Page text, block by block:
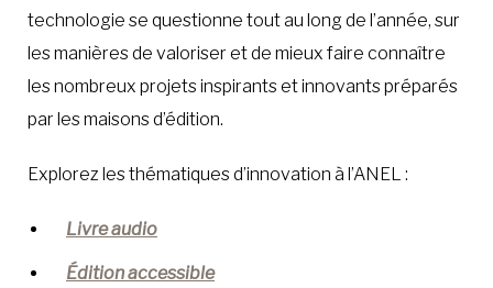
technologie se questionne tout au long de l’année, sur
les manières de valoriser et de mieux faire connaître
les nombreux projets inspirants et innovants préparés
par les maisons d’édition.
Explorez les thématiques d’innovation à l’ANEL :
Livre audio
Édition accessible